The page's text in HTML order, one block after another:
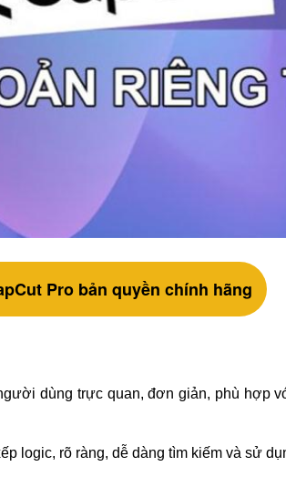
Pro bản quyền chính hãng
dùng trực quan, đơn giản, phù hợp
logic, rõ ràng, dễ dàng tìm kiếm và sử